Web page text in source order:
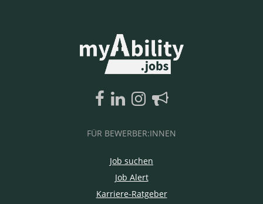
FÜR BEWERBER:INNEN
Job suchen
Job Alert
Karriere-Ratgeber